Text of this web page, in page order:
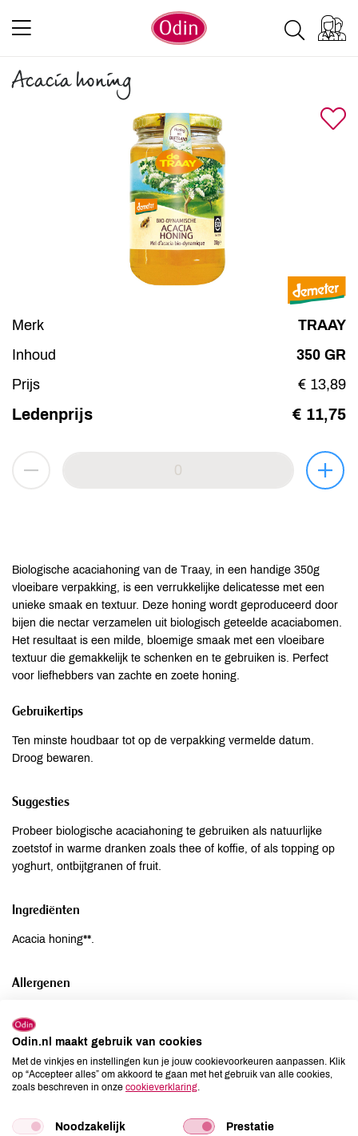
Acacia honing
Merk
TRAAY
Inhoud
350 GR
Prijs
€ 13,89
Ledenprijs € 11,75
Biologische acaciahoning van de Traay, in een handige 350g
vloeibare verpakking, is een verrukkelijke delicatesse met een
unieke smaak en textuur. Deze honing wordt geproduceerd door
bijen die nectar verzamelen uit biologisch geteelde acaciabomen.
Het resultaat is een milde, bloemige smaak met een vloeibare
textuur die gemakkelijk te schenken en te gebruiken is. Perfect
voor liefhebbers van zachte en zoete honing.
Gebruikertips
Ten minste houdbaar tot op de verpakking vermelde datum.
Droog bewaren.
Suggesties
Probeer biologische acaciahoning te gebruiken als natuurlijke
zoetstof in warme dranken zoals thee of koffie, of als topping op
yoghurt, ontbijtgranen of fruit.
Ingrediënten
Acacia honing**.
Allergenen
Ei
niet aanwezig
Gluten
niet aanwezig
Lactose
niet aanwezig
Mosterd
niet aanwezig
Odin.nl maakt gebruik van cookies
Met de vinkjes en instellingen kun je jouw cookievoorkeuren aanpassen. Klik
op “Accepteer alles” om akkoord te gaan met het gebruik van alle cookies,
zoals beschreven in onze cookieverklaring.
Noodzakelijk Prestatie